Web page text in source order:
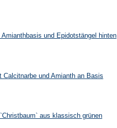
und Epidotstängel hinten
Calcitnarbe und Amianth an Basis
aus klassisch grünen